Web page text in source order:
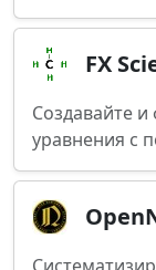
FX
Создавайте
уравнения с